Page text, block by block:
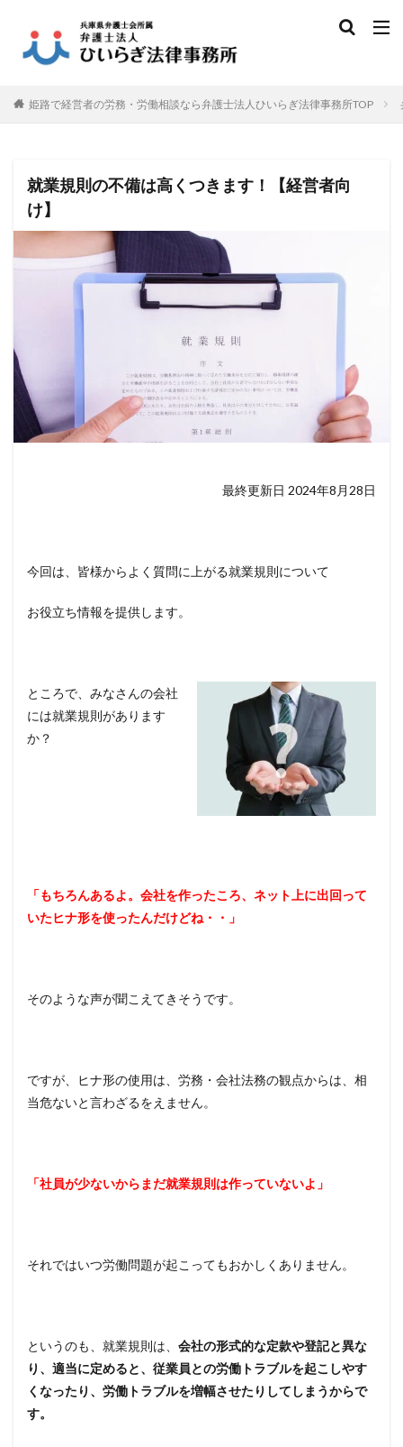
姫路で経営者の労務・労働相談なら弁護士法人ひいらぎ法律事務所TOP
就業規則の不備は高くつきます！【経営者向
け】
最終更新日 2024年8月28日
今回は、皆様からよく質問に上がる就業規則について
お役立ち情報を提供します。
ところで、みなさんの会社
には就業規則があります
か？
「もちろんあるよ。会社を作ったころ、ネット上に出回って
いたヒナ形を使ったんだけどね・・」
そのような声が聞こえてきそうです。
ですが、ヒナ形の使用は、労務・会社法務の観点からは、相
当危ないと言わざるをえません。
「社員が少ないからまだ就業規則は作っていないよ」
それではいつ労働問題が起こってもおかしくありません。
というのも、就業規則は、 会社の形式的な定款や登記と異な
り、適当に定めると、従業員との労働トラブルを起こしやす
くなったり、労働トラブルを増幅させたりしてしまうからで
す。